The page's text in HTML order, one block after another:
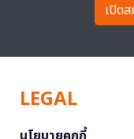
เปิด
LEGAL